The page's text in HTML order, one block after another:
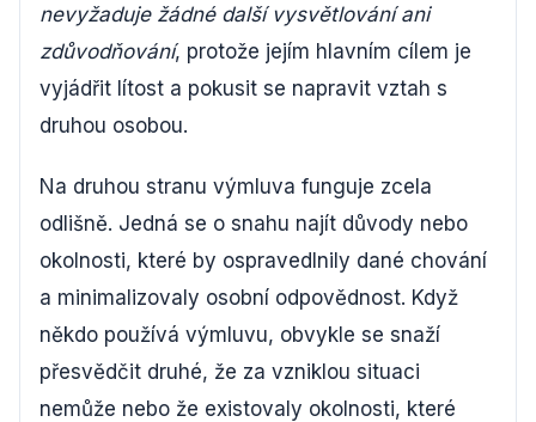
nevyžaduje žádné další vysvětlování ani
zdůvodňování, protože jejím hlavním cílem je
vyjádřit lítost a pokusit se napravit vztah s
druhou osobou.
Na druhou stranu výmluva funguje zcela
odlišně. Jedná se o snahu najít důvody nebo
okolnosti, které by ospravedlnily dané chování
a minimalizovaly osobní odpovědnost. Když
někdo používá výmluvu, obvykle se snaží
přesvědčit druhé, že za vzniklou situaci
nemůže nebo že existovaly okolnosti, které